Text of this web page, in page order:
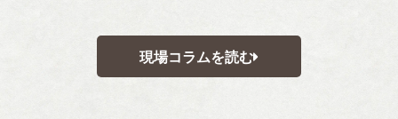
現場コラムを読む